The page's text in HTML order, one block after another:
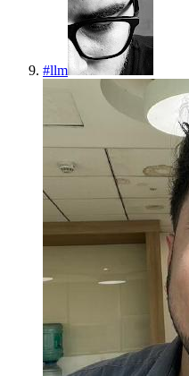
#llm